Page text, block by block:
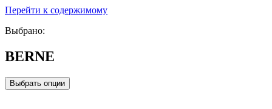
Перейти к содержимому
Выбрано:
BERNE
Выбрать опции